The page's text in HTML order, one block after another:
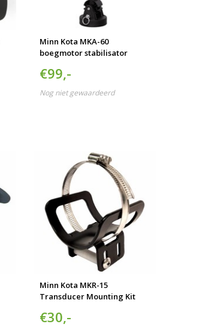
aanraaktoetsen
werkt,
Minn Kota MKA-60
boegmotor stabilisator
€99,-
Nog niet gewaardeerd
Minn Kota MKR-15
Transducer Mounting Kit
€30,-